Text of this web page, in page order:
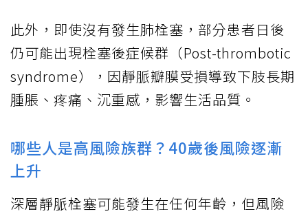
此外，即使沒有發生肺栓塞，部分患者日後
仍可能出現栓塞後症候群（Post-thrombotic
syndrome），因靜脈瓣膜受損導致下肢長期
腫脹、疼痛、沉重感，影響生活品質。
哪些人是高風險族群？40歲後風險逐漸
上升
深層靜脈栓塞可能發生在任何年齡，但風險